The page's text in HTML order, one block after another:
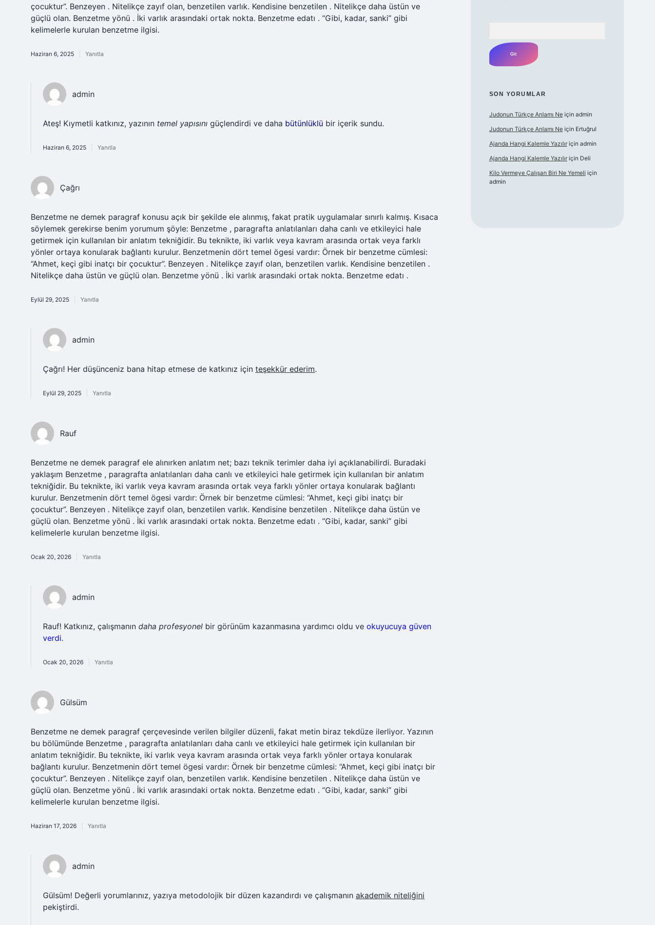
çocuktur”. Benzeyen . Nitelikçe zayıf olan, benzetilen varlık. Kendisine benzetilen . Nitelikçe daha üstün ve
güçlü olan. Benzetme yönü . İki varlık arasındaki ortak nokta. Benzetme edatı . “Gibi, kadar, sanki” gibi
kelimelerle kurulan benzetme ilgisi.
Haziran 6, 2025 Yanıtla
admin
Ateş! Kıymetli katkınız, yazının temel yapısını güçlendirdi ve daha bütünlüklü bir içerik sundu.
Haziran 6, 2025 Yanıtla
Çağrı
Benzetme ne demek paragraf konusu açık bir şekilde ele alınmış, fakat pratik uygulamalar sınırlı kalmış. Kısaca
söylemek gerekirse benim yorumum şöyle: Benzetme , paragrafta anlatılanları daha canlı ve etkileyici hale
getirmek için kullanılan bir anlatım tekniğidir. Bu teknikte, iki varlık veya kavram arasında ortak veya farklı
yönler ortaya konularak bağlantı kurulur. Benzetmenin dört temel ögesi vardır: Örnek bir benzetme cümlesi:
“Ahmet, keçi gibi inatçı bir çocuktur”. Benzeyen . Nitelikçe zayıf olan, benzetilen varlık. Kendisine benzetilen .
Nitelikçe daha üstün ve güçlü olan. Benzetme yönü . İki varlık arasındaki ortak nokta. Benzetme edatı .
Eylül 29, 2025 Yanıtla
admin
Çağrı! Her düşünceniz bana hitap etmese de katkınız için teşekkür ederim.
Eylül 29, 2025 Yanıtla
Rauf
Benzetme ne demek paragraf ele alınırken anlatım net; bazı teknik terimler daha iyi açıklanabilirdi. Buradaki
yaklaşım Benzetme , paragrafta anlatılanları daha canlı ve etkileyici hale getirmek için kullanılan bir anlatım
tekniğidir. Bu teknikte, iki varlık veya kavram arasında ortak veya farklı yönler ortaya konularak bağlantı
kurulur. Benzetmenin dört temel ögesi vardır: Örnek bir benzetme cümlesi: “Ahmet, keçi gibi inatçı bir
çocuktur”. Benzeyen . Nitelikçe zayıf olan, benzetilen varlık. Kendisine benzetilen . Nitelikçe daha üstün ve
güçlü olan. Benzetme yönü . İki varlık arasındaki ortak nokta. Benzetme edatı . “Gibi, kadar, sanki” gibi
kelimelerle kurulan benzetme ilgisi.
Ocak 20, 2026 Yanıtla
admin
Rauf! Katkınız, çalışmanın daha profesyonel bir görünüm kazanmasına yardımcı oldu ve okuyucuya güven
verdi.
Ocak 20, 2026 Yanıtla
Gülsüm
Benzetme ne demek paragraf çerçevesinde verilen bilgiler düzenli, fakat metin biraz tekdüze ilerliyor. Yazının
bu bölümünde Benzetme , paragrafta anlatılanları daha canlı ve etkileyici hale getirmek için kullanılan bir
anlatım tekniğidir. Bu teknikte, iki varlık veya kavram arasında ortak veya farklı yönler ortaya konularak
bağlantı kurulur. Benzetmenin dört temel ögesi vardır: Örnek bir benzetme cümlesi: “Ahmet, keçi gibi inatçı bir
çocuktur”. Benzeyen . Nitelikçe zayıf olan, benzetilen varlık. Kendisine benzetilen . Nitelikçe daha üstün ve
güçlü olan. Benzetme yönü . İki varlık arasındaki ortak nokta. Benzetme edatı . “Gibi, kadar, sanki” gibi
kelimelerle kurulan benzetme ilgisi.
Haziran 17, 2026 Yanıtla
admin
Gülsüm! Değerli yorumlarınız, yazıya metodolojik bir düzen kazandırdı ve çalışmanın akademik niteliğini
pekiştirdi.
SON YORUMLAR
Judonun Türkçe Anlamı Neiçin admin
Judonun Türkçe Anlamı Neiçin Ertuğrul
Ajanda Hangi Kalemle Yazılıriçin admin
Ajanda Hangi Kalemle Yazılıriçin Deli
Kilo Vermeye Çalışan Biri Ne Yemeli için
admin